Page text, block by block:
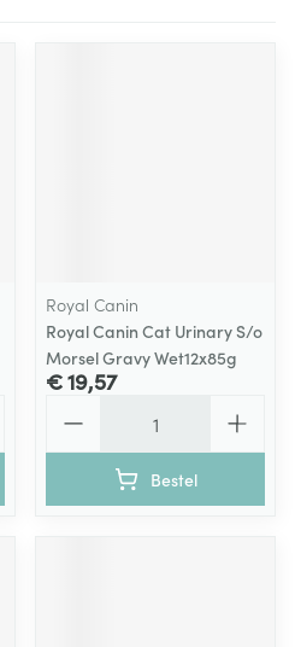
Royal Canin
Royal Canin Cat Urinary S/o
Morsel Gravy Wet12x85g
€ 19,57
Bestel